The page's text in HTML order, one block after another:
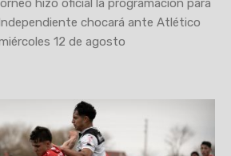
hizo oficial la programación para
chocará ante Atlético
12 de agosto